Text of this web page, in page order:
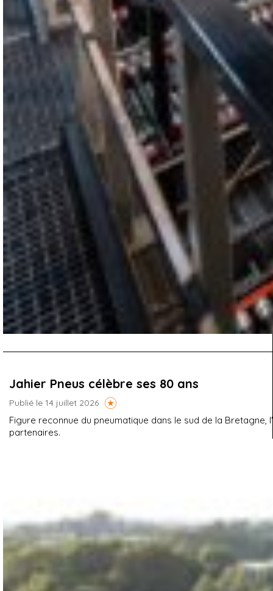
Jahier Pneus célèbre ses 80 ans
Publié le 14 juillet 2026
Figure reconnue du pneumatique dans le sud de la
partenaires.